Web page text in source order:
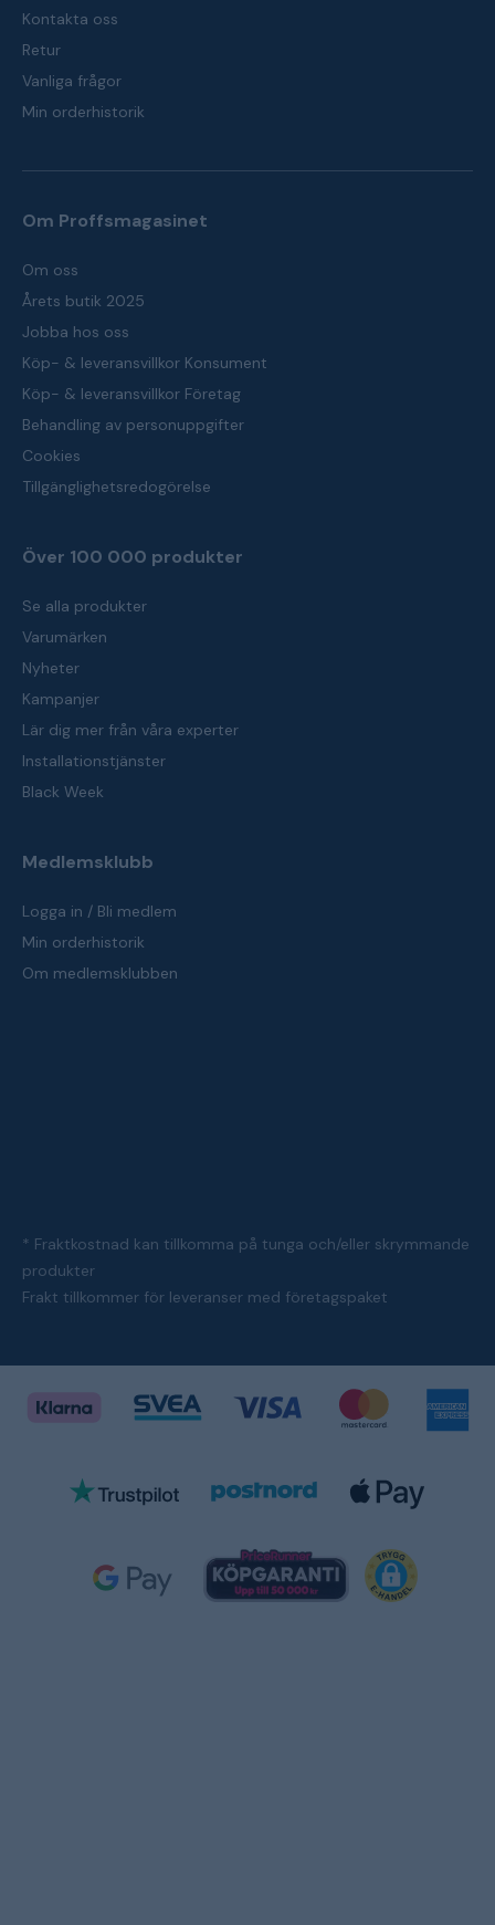
Kontakta oss
Retur
Vanliga frågor
Min orderhistorik
Om Proffsmagasinet
Om oss
Årets butik 2025
Jobba hos oss
Köp- & leveransvillkor Konsument
Köp- & leveransvillkor Företag
Behandling av personuppgifter
Cookies
Tillgänglighetsredogörelse
Över 100 000 produkter
Se alla produkter
Varumärken
Nyheter
Kampanjer
Lär dig mer från våra experter
Installationstjänster
Black Week
Medlemsklubb
Logga in / Bli medlem
Min orderhistorik
Om medlemsklubben
* Fraktkostnad kan tillkomma på tunga och/eller skrymmande
produkter
Frakt tillkommer för leveranser med företagspaket